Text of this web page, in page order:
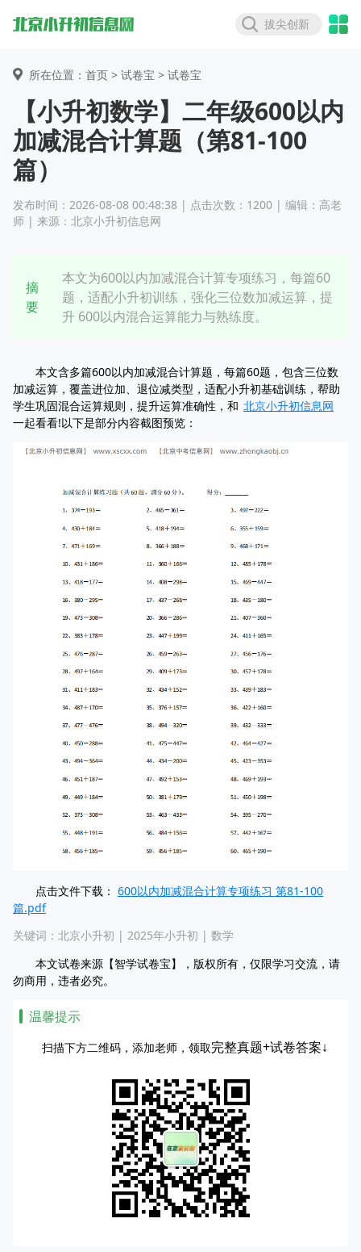
拔尖创新
所在位置：首页 > 试卷宝 > 试卷宝
【小升初数学】二年级600以内
加减混合计算题（第81-100
篇）
发布时间：2026-08-08 00:48:38 | 点击次数：1200 | 编辑：高老
师 | 来源：北京小升初信息网
摘
要
本文为600以内加减混合计算专项练习，每篇60
题，适配小升初训练，强化三位数加减运算，提
升 600以内混合运算能力与熟练度。
本文含多篇600以内加减混合计算题，每篇60题，包含三位数
加减运算，覆盖进位加、退位减类型，适配小升初基础训练，帮助
学生巩固混合运算规则，提升运算准确性，和 北京小升初信息网
一起看看!以下是部分内容截图预览：
点击文件下载： 600以内加减混合计算专项练习 第81-100
篇.pdf
关键词： 北京小升初 | 2025年小升初 | 数学
本文试卷来源【智学试卷宝】，版权所有，仅限学习交流，请
勿商用，违者必究。
温馨提示
扫描下方二维码，添加老师，领取完整真题+试卷答案↓